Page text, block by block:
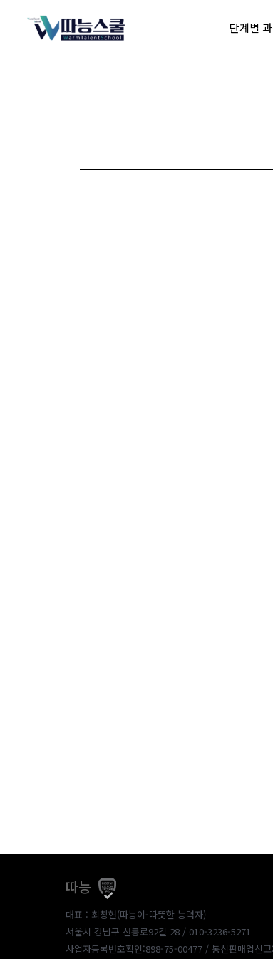
단계별
따능
대표 : 최창현(따능이-따뜻한 능력자)
서울시 강남구 선릉로92길 28 / 010-3236-5271
사업자등록번호확인:898-75-00477 / 통신판매업신